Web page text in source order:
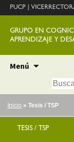
PUCP
GRUPO EN
APRENDIZAJE Y
Menú
contenido
Inicio » Tesis / TSP
TESIS / TSP